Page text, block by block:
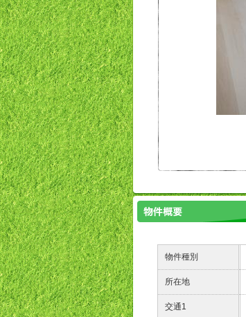
物件種別
所在地
交通1